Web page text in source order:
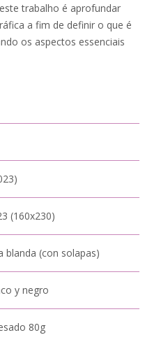
trabalho é aprofundar
a fim de definir o que é
os aspectos essenciais
(160x230)
blanda (con solapas)
y negro
80g